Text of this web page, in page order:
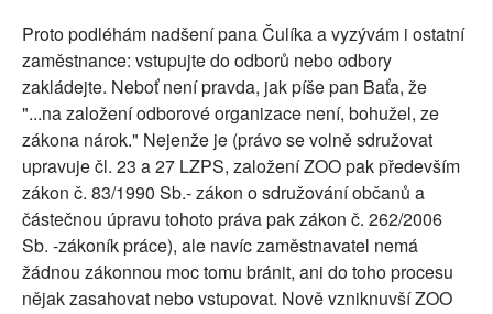
Proto podléhám nadšení pana Čulíka a vyzývám i ostatní
zaměstnance: vstupujte do odborů nebo odbory
zakládejte. Neboť není pravda, jak píše pan Baťa, že
"...na založení odborové organizace není, bohužel, ze
zákona nárok." Nejenže je (právo se volně sdružovat
upravuje čl. 23 a 27 LZPS, založení ZOO pak především
zákon č. 83/1990 Sb.- zákon o sdružování občanů a
částečnou úpravu tohoto práva pak zákon č. 262/2006
Sb. -zákoník práce), ale navíc zaměstnavatel nemá
žádnou zákonnou moc tomu bránit, ani do toho procesu
nějak zasahovat nebo vstupovat. Nově vzniknuvší ZOO